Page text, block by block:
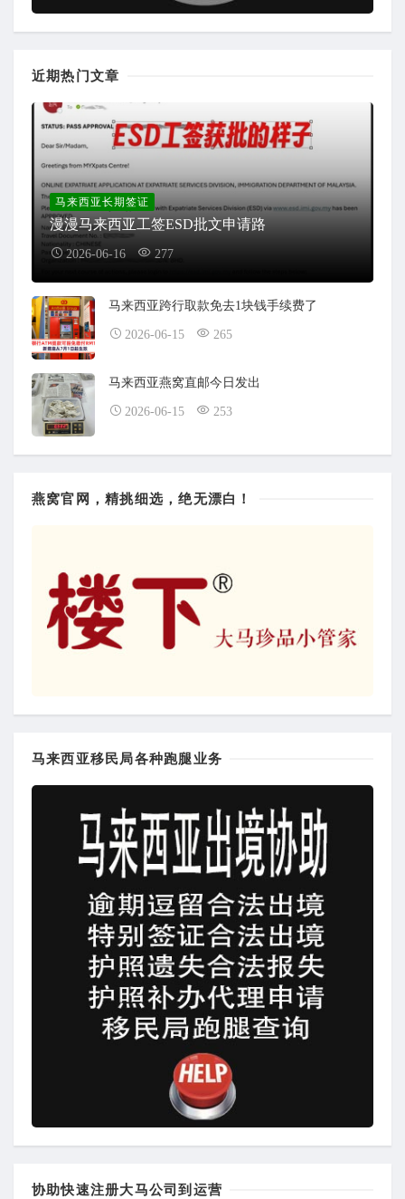
近期热门文章
马来西亚长期签证
漫漫马来西亚工签ESD批文申请路
2026-06-16 277
马来西亚跨行取款免去1块钱手续费了
2026-06-15 265
马来西亚燕窝直邮今日发出
2026-06-15 253
燕窝官网，精挑细选，绝无漂白！
马来西亚移民局各种跑腿业务
协助快速注册大马公司到运营